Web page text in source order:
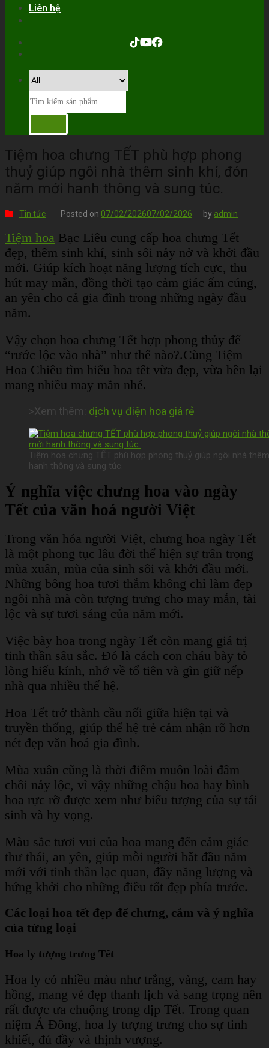
Liên hệ
Tiệm hoa chưng TẾT phù hợp phong
thuỷ giúp ngôi nhà thêm sinh khí, đón
năm mới hanh thông và sung túc.
Tin tức Posted on 07/02/202607/02/2026 by admin
Tiệm hoa Bạc Liêu cung cấp hoa chưng Tết
đẹp, thêm sinh khí, sinh sôi nảy nở và khởi đầu
mới. Giúp kích hoạt năng lượng tích cực, thu
hút may mắn, đồng thời tạo cảm giác ấm cúng,
an yên cho cả gia đình trong những ngày đầu
năm.
Vậy chọn hoa chưng Tết hợp phong thủy để
“rước lộc vào nhà” như thế nào?.Cùng Tiệm
Hoa Chiêu tìm hiểu hoa tết vừa đẹp, vừa bền lại
mang nhiều may mắn nhé.
>Xem thêm: dịch vụ điện hoa giá rẻ
Tiệm hoa chưng TẾT phù hợp phong thuỷ giúp ngôi nhà
hanh thông và sung túc.
Ý nghĩa việc chưng hoa vào ngày
Tết của văn hoá người Việt
Trong văn hóa người Việt, chưng hoa ngày Tết
là một phong tục lâu đời thể hiện sự trân trọng
mùa xuân, mùa của sinh sôi và khởi đầu mới.
Những bông hoa tươi thắm không chỉ làm đẹp
ngôi nhà mà còn tượng trưng cho may mắn, tài
lộc và sự tươi sáng của năm mới.
Việc bày hoa trong ngày Tết còn mang giá trị
tinh thần sâu sắc. Đó là cách con cháu bày tỏ
lòng hiếu kính, nhớ về tổ tiên và gìn giữ nếp
nhà qua nhiều thế hệ.
Hoa Tết trở thành cầu nối giữa hiện tại và
truyền thống, giúp thế hệ trẻ cảm nhận rõ hơn
nét đẹp văn hoá gia đình.
Mùa xuân cũng là thời điểm muôn loài đâm
chồi nảy lộc, vì vậy những chậu hoa hay bình
hoa rực rỡ được xem như biểu tượng của sự tái
sinh và hy vọng.
Màu sắc tươi vui của hoa mang đến cảm giác
thư thái, an yên, giúp mỗi người bắt đầu năm
mới với tinh thần lạc quan, đầy năng lượng và
hứng khởi cho những điều tốt đẹp phía trước.
Các loại hoa tết đẹp để chưng, cắm và ý nghĩa
của từng loại
Hoa ly tượng trưng Tết
Hoa ly có nhiều màu như trắng, vàng, cam hay
hồng, mang vẻ đẹp thanh lịch và sang trọng nên
rất được ưa chuộng trong dịp Tết. Trong quan
niệm Á Đông, hoa ly tượng trưng cho sự tinh
khiết, đủ đầy và thịnh vượng.